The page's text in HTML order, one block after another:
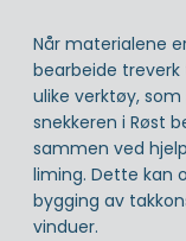
Når materialene
bearbeide
ulike verktøy,
snekkeren i Røst
sammen ved
liming. Dette kan
bygging av
vinduer.